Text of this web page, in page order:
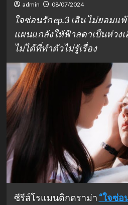
admin 08/07/2024
ใจซ่อนรัก ep.3 เอิน ไม่ยอมแ
แผนแกล้งให้ฟ้าลดาเป็นห่วง
ไม่ได้ที่ทำตัวไม่รู้เรื่อง
ซีรีส์โรแมนติกดราม่า “ใจซ่อ